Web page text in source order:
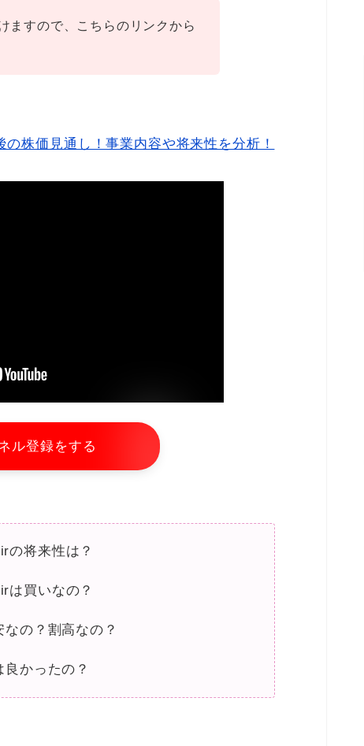
ますので、こちらのリンクから
株価見通し！事業内容や将来性を分析！
ル登録をする
の将来性は？
は買いなの？
なの？割高なの？
良かったの？